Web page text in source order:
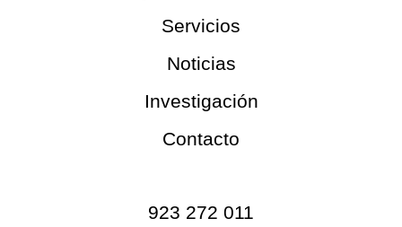
Servicios
Noticias
Investigación
Contacto
923 272 011